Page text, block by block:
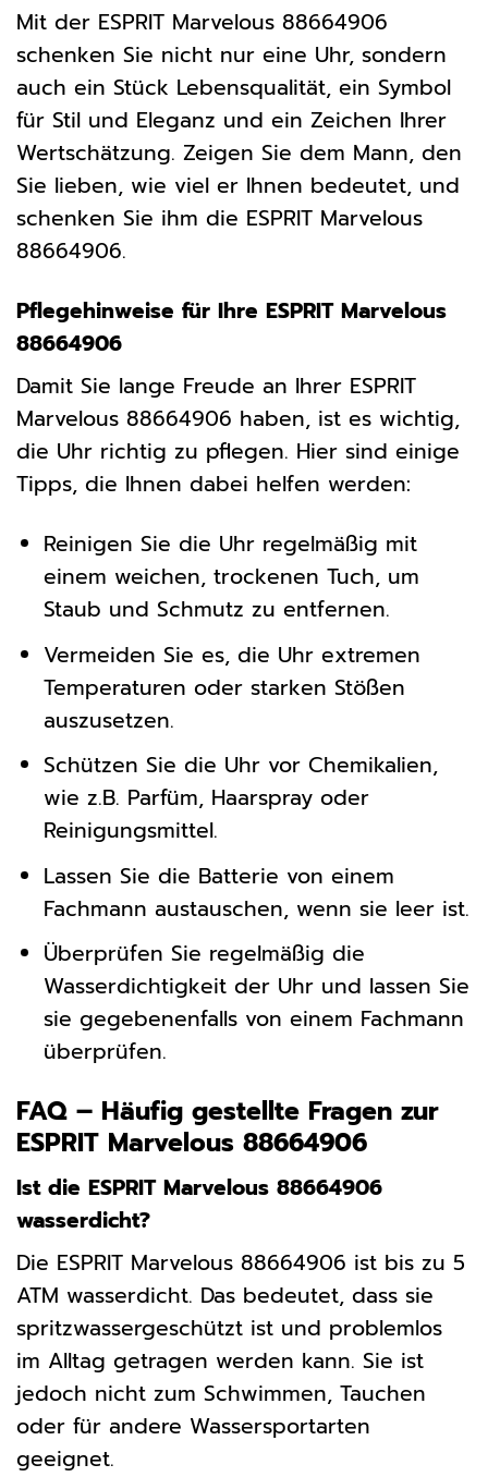
Mit der ESPRIT Marvelous 88664906
schenken Sie nicht nur eine Uhr, sondern
auch ein Stück Lebensqualität, ein Symbol
für Stil und Eleganz und ein Zeichen Ihrer
Wertschätzung. Zeigen Sie dem Mann, den
Sie lieben, wie viel er Ihnen bedeutet, und
schenken Sie ihm die ESPRIT Marvelous
88664906.
Pflegehinweise für Ihre ESPRIT Marvelous
88664906
Damit Sie lange Freude an Ihrer ESPRIT
Marvelous 88664906 haben, ist es wichtig,
die Uhr richtig zu pflegen. Hier sind einige
Tipps, die Ihnen dabei helfen werden:
Reinigen Sie die Uhr regelmäßig mit
einem weichen, trockenen Tuch, um
Staub und Schmutz zu entfernen.
Vermeiden Sie es, die Uhr extremen
Temperaturen oder starken Stößen
auszusetzen.
Schützen Sie die Uhr vor Chemikalien,
wie z.B. Parfüm, Haarspray oder
Reinigungsmittel.
Lassen Sie die Batterie von einem
Fachmann austauschen, wenn sie leer ist.
Überprüfen Sie regelmäßig die
Wasserdichtigkeit der Uhr und lassen Sie
sie gegebenenfalls von einem Fachmann
überprüfen.
FAQ – Häufig gestellte Fragen zur
ESPRIT Marvelous 88664906
Ist die ESPRIT Marvelous 88664906
wasserdicht?
Die ESPRIT Marvelous 88664906 ist bis zu 5
ATM wasserdicht. Das bedeutet, dass sie
spritzwassergeschützt ist und problemlos
im Alltag getragen werden kann. Sie ist
jedoch nicht zum Schwimmen, Tauchen
oder für andere Wassersportarten
geeignet.